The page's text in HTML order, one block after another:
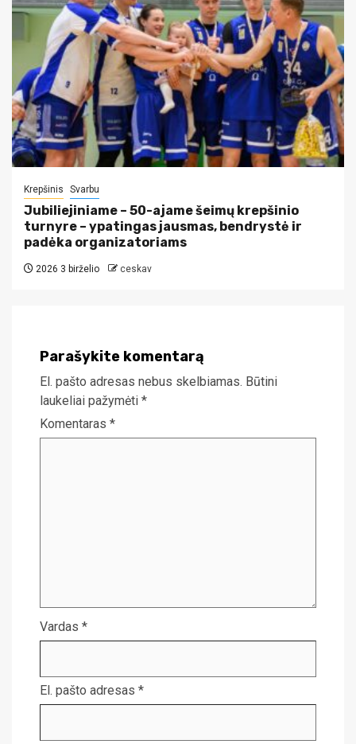
Krepšinis Svarbu
Jubiliejiniame – 50-ajame šeimų krepšinio
turnyre – ypatingas jausmas, bendrystė ir
padėka organizatoriams
2026 3 birželio ceskav
Parašykite komentarą
El. pašto adresas nebus skelbiamas. Būtini
laukeliai pažymėti *
Komentaras *
Vardas *
El. pašto adresas *